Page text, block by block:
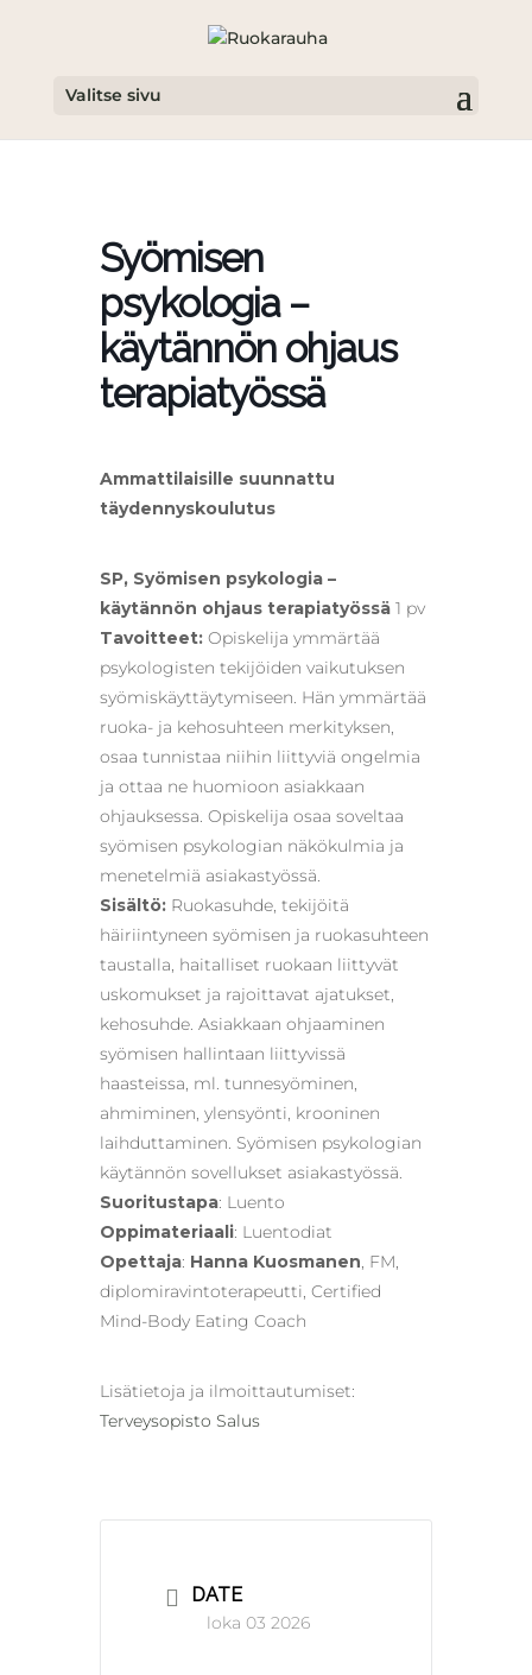
Valitse sivu
Syömisen
psykologia –
käytännön ohjaus
terapiatyössä
Ammattilaisille suunnattu
täydennyskoulutus
SP, Syömisen psykologia –
käytännön ohjaus terapiatyössä 1 pv
Tavoitteet: Opiskelija ymmärtää
psykologisten tekijöiden vaikutuksen
syömiskäyttäytymiseen. Hän ymmärtää
ruoka- ja kehosuhteen merkityksen,
osaa tunnistaa niihin liittyviä ongelmia
ja ottaa ne huomioon asiakkaan
ohjauksessa. Opiskelija osaa soveltaa
syömisen psykologian näkökulmia ja
menetelmiä asiakastyössä.
Sisältö: Ruokasuhde, tekijöitä
häiriintyneen syömisen ja ruokasuhteen
taustalla, haitalliset ruokaan liittyvät
uskomukset ja rajoittavat ajatukset,
kehosuhde. Asiakkaan ohjaaminen
syömisen hallintaan liittyvissä
haasteissa, ml. tunnesyöminen,
ahmiminen, ylensyönti, krooninen
laihduttaminen. Syömisen psykologian
käytännön sovellukset asiakastyössä.
Suoritustapa: Luento
Oppimateriaali: Luentodiat
Opettaja: Hanna Kuosmanen, FM,
diplomiravintoterapeutti, Certified
Mind-Body Eating Coach
Lisätietoja ja ilmoittautumiset:
Terveysopisto Salus
DATE
loka 03 2026